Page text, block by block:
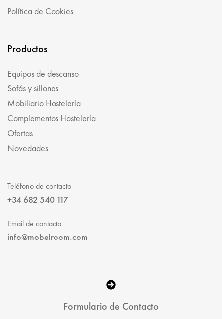
Política de Cookies
Productos
Equipos de descanso
Sofás y sillones
Mobiliario Hostelería
Complementos Hostelería
Ofertas
Novedades
Teléfono de contacto
+34 682 540 117
Email de contacto
info@mobelroom.com
Formulario de Contacto